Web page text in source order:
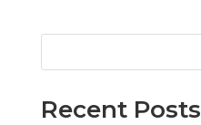
Recent Posts